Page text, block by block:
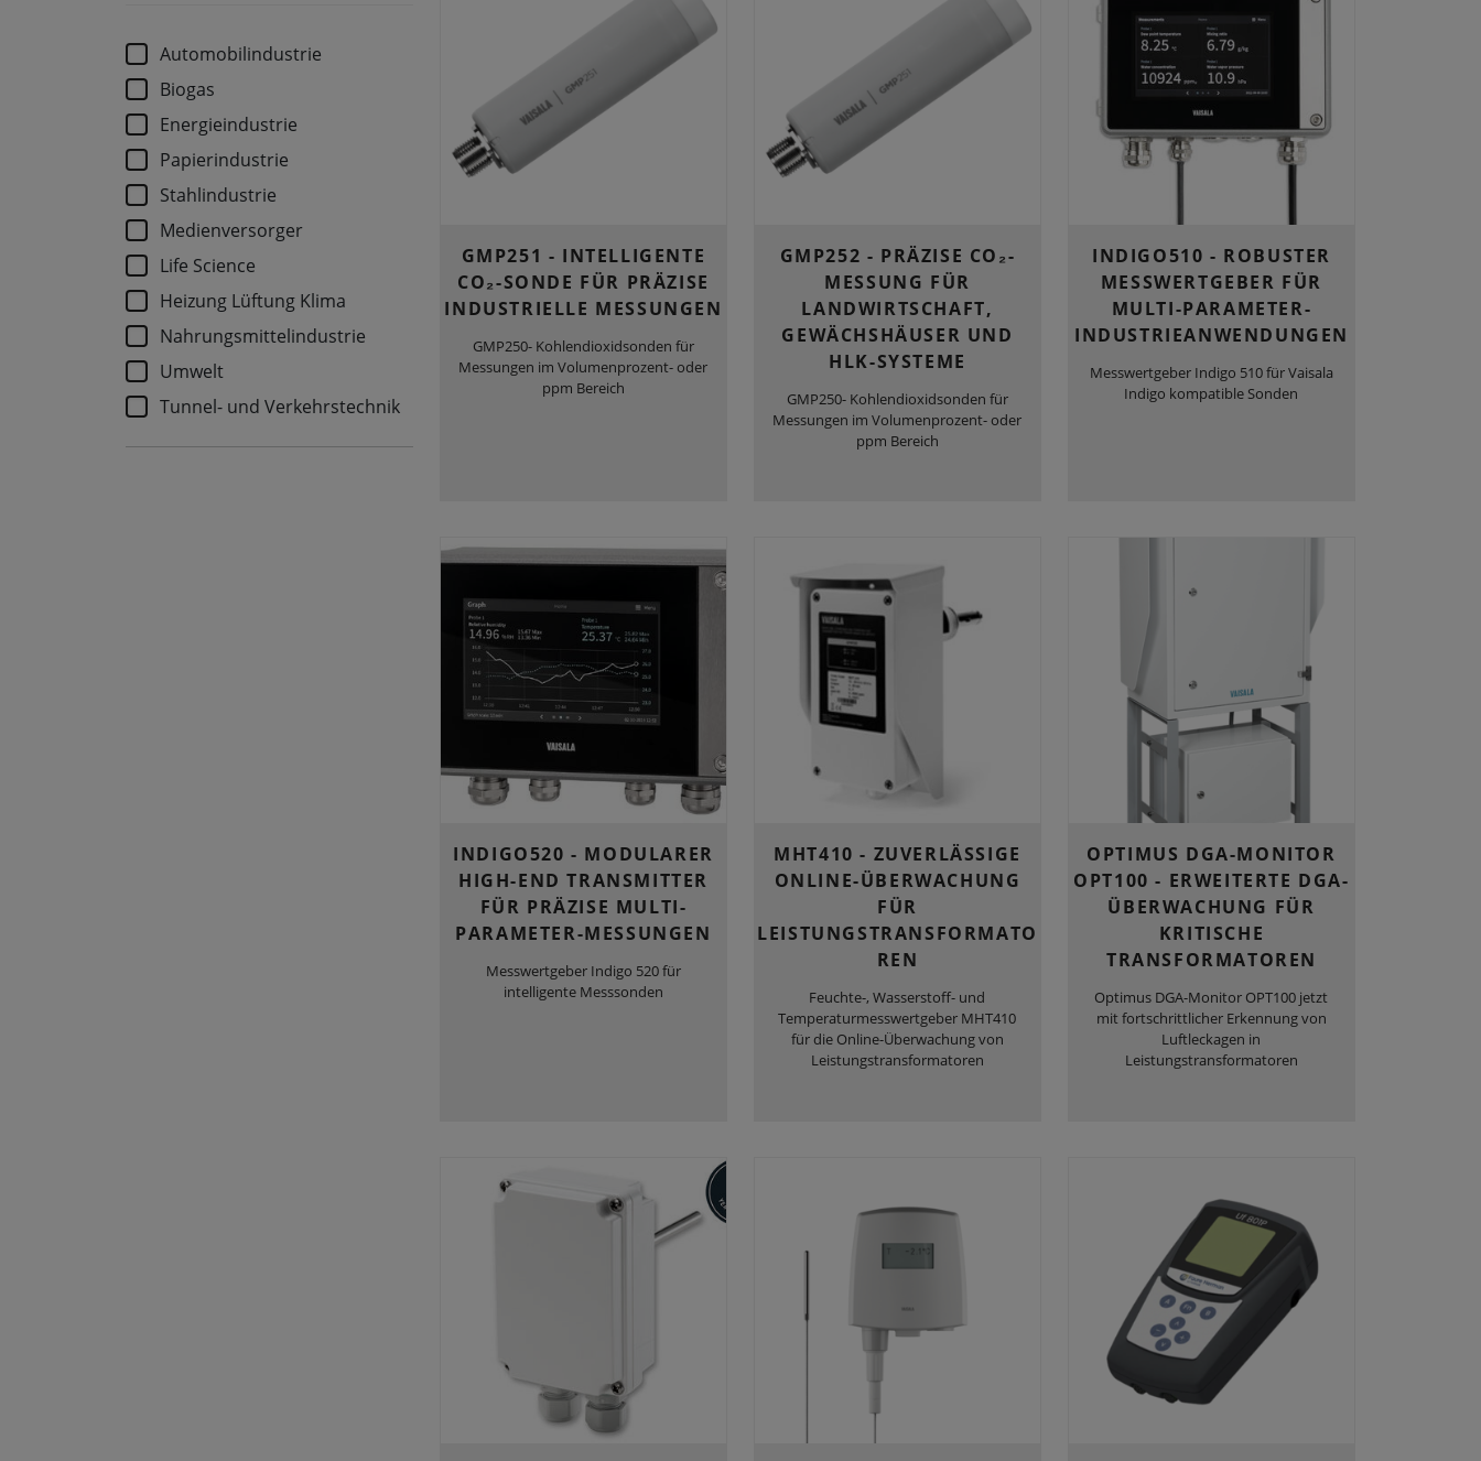
Automobilindustrie
Biogas
Energieindustrie
Papierindustrie
Stahlindustrie
Medienversorger
Life Science
Heizung Lüftung Klima
Nahrungsmittelindustrie
Umwelt
Tunnel- und Verkehrstechnik
GMP251 - INTELLIGENTE
CO₂-SONDE FÜR PRÄZISE
INDUSTRIELLE MESSUNGEN
GMP250- Kohlendioxidsonden für
Messungen im Volumenprozent- oder
ppm Bereich
GMP252 - PRÄZISE CO₂-
MESSUNG FÜR
LANDWIRTSCHAFT,
GEWÄCHSHÄUSER UND
HLK-SYSTEME
GMP250- Kohlendioxidsonden für
Messungen im Volumenprozent- oder
ppm Bereich
INDIGO510 - ROBUSTER
MESSWERTGEBER FÜR
MULTI-PARAMETER-
INDUSTRIEANWENDUNGEN
Messwertgeber Indigo 510 für Vaisala
Indigo kompatible Sonden
INDIGO520 - MODULARER
HIGH-END TRANSMITTER
FÜR PRÄZISE MULTI-
PARAMETER-MESSUNGEN
Messwertgeber Indigo 520 für
intelligente Messsonden
MHT410 - ZUVERLÄSSIGE
ONLINE-ÜBERWACHUNG
FÜR
LEISTUNGSTRANSFORMATO
REN
Feuchte-, Wasserstoff- und
Temperaturmesswertgeber MHT410
für die Online-Überwachung von
Leistungstransformatoren
OPTIMUS DGA-MONITOR
OPT100 - ERWEITERTE DGA-
ÜBERWACHUNG FÜR
KRITISCHE
TRANSFORMATOREN
Optimus DGA-Monitor OPT100 jetzt
mit fortschrittlicher Erkennung von
Luftleckagen in
Leistungstransformatoren